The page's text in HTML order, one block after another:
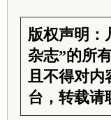
版权声明：
杂志”的所
且不得对内
台，转载请